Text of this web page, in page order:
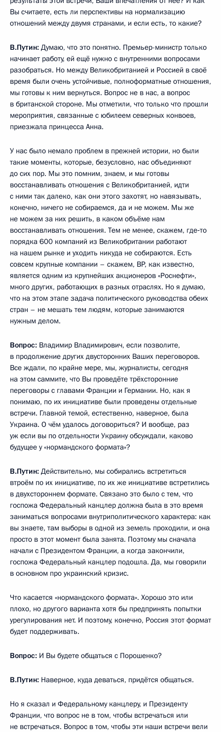
Вы считаете, есть ли перспективы на нормализацию
отношений между двумя странами, и если есть, то какие?
В.Путин: Думаю, что это понятно. Премьер-министр только
начинает работу, ей ещё нужно с внутренними вопросами
разобраться. Но между Великобританией и Россией в своё
время были очень устойчивые, полноформатные отношения,
мы готовы к ним вернуться. Вопрос не в нас, а вопрос
в британской стороне. Мы отметили, что только что прошли
мероприятия, связанные с юбилеем северных конвоев,
приезжала принцесса Анна.
У нас было немало проблем в прежней истории, но были
такие моменты, которые, безусловно, нас объединяют
до сих пор. Мы это помним, знаем, и мы готовы
восстанавливать отношения с Великобританией, идти
с ними так далеко, как они этого захотят, но навязывать,
конечно, ничего не собираемся, да и не можем. Мы же
не можем за них решить, в каком объёме нам
восстанавливать отношения. Тем не менее, скажем, где‑то
порядка 600 компаний из Великобритании работают
на нашем рынке и уходить никуда не собираются. Есть
совсем крупные компании – скажем, BP, как известно,
является одним из крупнейших акционеров «Роснефти»,
много других, работающих в разных отраслях. Но я думаю,
что на этом этапе задача политического руководства обеих
стран – не мешать тем людям, которые занимаются
нужным делом.
Вопрос: Владимир Владимирович, если позволите,
в продолжение других двусторонних Ваших переговоров.
Все ждали, по крайне мере, мы, журналисты, сегодня
на этом саммите, что Вы проведёте трёхсторонние
переговоры с главами Франции и Германии. Но, как я
понимаю, по их инициативе были проведены отдельные
встречи. Главной темой, естественно, наверное, была
Украина. О чём удалось договориться? И вообще, раз
уж если вы по отдельности Украину обсуждали, каково
будущее у «нормандского формата»?
В.Путин: Действительно, мы собирались встретиться
втроём по их инициативе, по их же инициативе встретились
в двухстороннем формате. Связано это было с тем, что
госпожа Федеральный канцлер должна была в это время
заниматься вопросами внутриполитического характера: как
вы знаете, там выборы в одной из земель проходили, и она
просто в этот момент была занята. Поэтому мы сначала
начали с Президентом Франции, а когда закончили,
госпожа Федеральный канцлер подошла. Да, мы говорили
в основном про украинский кризис.
Что касается «нормандского формата». Хорошо это или
плохо, но другого варианта хотя бы предпринять попытки
урегулирования нет. И поэтому, конечно, Россия этот формат
будет поддерживать.
Вопрос: И Вы будете общаться с Порошенко?
В.Путин: Наверное, куда деваться, придётся общаться.
Но я сказал и Федеральному канцлеру, и Президенту
Франции, что вопрос не в том, чтобы встречаться или
не встречаться. Вопрос в том, чтобы эти наши встречи вели